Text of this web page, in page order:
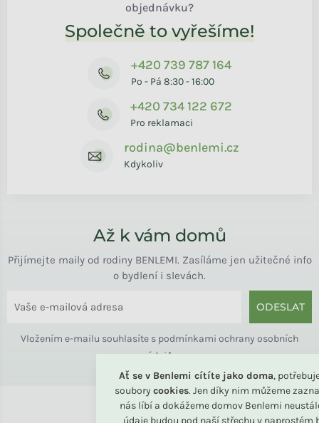
Ať se v Benlemi cítíte jako doma,
soubory cookies. Jen díky nim můžeme
nás líbí a dokážeme domov Benlemi
údaje budou pod naší střechu v naprostém
objednávku?
Společně to vyřešíme!
+420 739 787 164
Po - Pá 8:30 - 16:00
+420 734 122 672
Pro reklamaci
rodina@benlemi.cz
Kdykoliv
Až k vám domů
Přijímejte maily od rodiny BENLEMI. Zasíláme jen užitečné info
o bydlení i slevách.
ODESLAT
Vložením e-mailu souhlasíte s podmínkami ochrany osobních
údajů